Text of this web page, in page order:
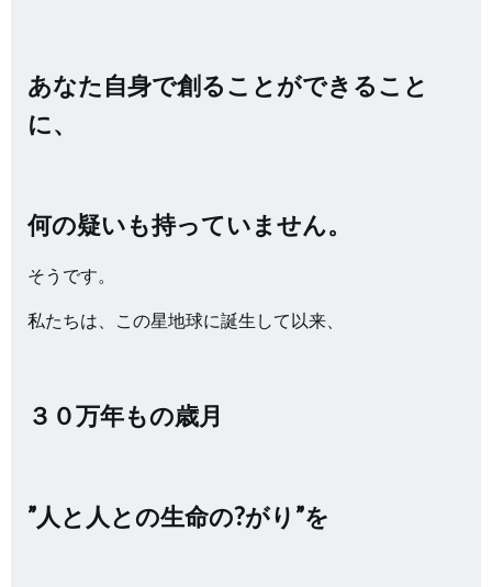
あなた自身で創ることができること
に、
何の疑いも持っていません。
そうです。
私たちは、この星地球に誕生して以来、
３０万年もの歳月
”人と人との生命の?がり”を